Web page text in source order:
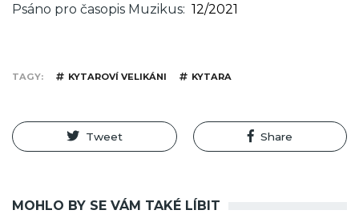
Psáno pro časopis Muzikus 12/2021
TAGY KYTAROVÍ VELIKÁNI KYTARA
Tweet Share
MOHLO BY SE VÁM TAKÉ LÍBIT